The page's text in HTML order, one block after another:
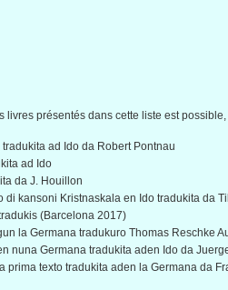
livres présentés dans cette liste est
tradukita ad Ido da Robert Pontnau
ad Ido
da J. Houillon
di kansoni Kristnaskala en Ido tradukita da
(Barcelona 2017)
la Germana tradukuro Thomas Reschke
nuna Germana tradukita aden Ido da
prima texto tradukita aden la Germana da